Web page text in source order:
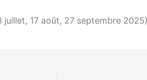
juillet, 17 août, 27 septembre